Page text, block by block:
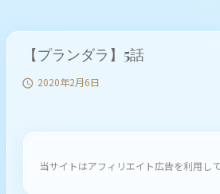
【プランダラ】5話
 2020年2月6日
当サイトはアフィリエイト広告を利用し